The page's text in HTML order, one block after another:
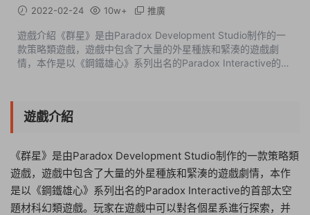
2022-02-24 10w+ 推廣
遊戲介紹《群星》是由Paradox Development Studio制作的一
款策略類遊戲，遊戲中包含了大量的外星種族和緊湊的遊戲劇
情，本作是以《鋼鐵雄心》系列出名的Paradox Interactive的首
遊戲介紹
《群星》是由Paradox Development Studio制作的一款策略類
遊戲，遊戲中包含了大量的外星種族和緊湊的遊戲劇情，本作
是以《鋼鐵雄心》系列出名的Paradox Interactive的首部太空
題材科幻類遊戲。玩家在遊戲中可以對各個星系進行探索，并